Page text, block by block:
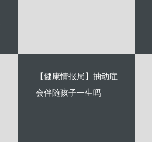
【健康情报局】抽动症
会伴随孩子一生吗